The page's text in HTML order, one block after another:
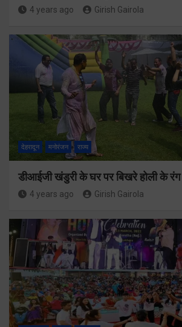
4 years ago Girish Gairola
देहरादून मनोरंजन राज्य
डीआईजी खंडुरी के घर पर बिखरे होली के रंग
4 years ago Girish Gairola